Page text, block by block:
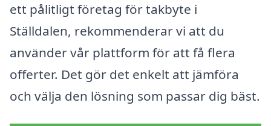
ett pålitligt företag för takbyte i
Ställdalen, rekommenderar vi att du
använder vår plattform för att få flera
offerter. Det gör det enkelt att jämföra
och välja den lösning som passar dig bäst.